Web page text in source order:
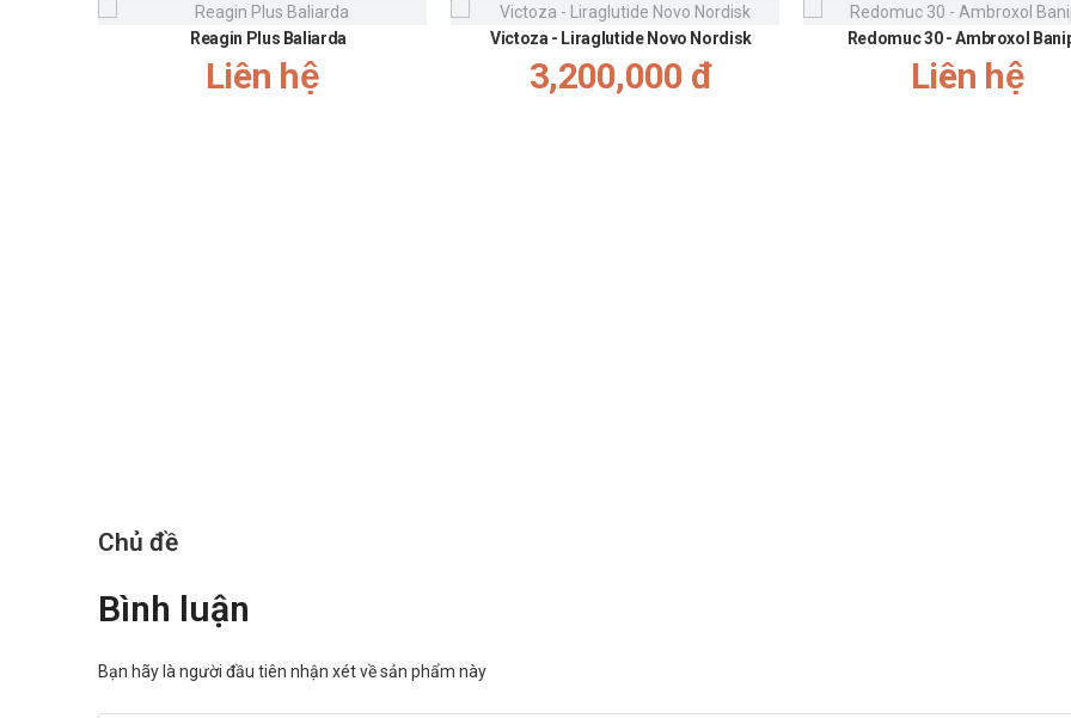
Olanzapine - Benzodiazepine: Độc cho thần kinh trung ương
Olanzapine - Đối kháng dopamin: Giảm hiệu quả thuốc đối kháng dopamin
Lời khuyên an toàn
Reagin Plus Baliarda
Liên hệ
Victoza - Liraglutide Novo Nordisk
3,200,000 đ
Redomuc 30 - Ambroxol
Liên hệ
Chủ đề
Bình luận
Bạn hãy là người đầu tiên nhận xét về sản phẩm này